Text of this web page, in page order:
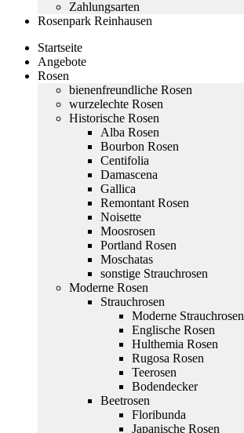
Zahlungsarten
Rosenpark Reinhausen
Startseite
Angebote
Rosen
bienenfreundliche Rosen
wurzelechte Rosen
Historische Rosen
Alba Rosen
Bourbon Rosen
Centifolia
Damascena
Gallica
Remontant Rosen
Noisette
Moosrosen
Portland Rosen
Moschatas
sonstige Strauchrosen
Moderne Rosen
Strauchrosen
Moderne Strauchrosen
Englische Rosen
Hulthemia Rosen
Rugosa Rosen
Teerosen
Bodendecker
Beetrosen
Floribunda
Japanische Rosen